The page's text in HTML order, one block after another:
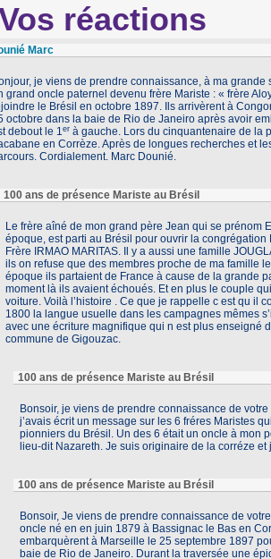
réactions
Marc
je viens de prendre connaissance, à ma
grand oncle paternel devenu frère Mariste : « frère
le Brésil en octobre 1897. Ils arrivèrent à
octobre dans la baie de Rio de Janeiro après avoir
debout le 1erà gauche. Lors du cinquantenaire de la
en Corrèze. Après de longues recherches et
Cordialement. Marc Dounié.
100 ans de présence Mariste au Brésil
Le frère aîné de mon grand père Jean qui se prénom
époque, est parti au Brésil pour ouvrir la
Frère IRMAO MARITAS. Il y a aussi une famille
ils on refuse que des membres proche de ma famille
époque ils partaient de France à cause de la grande
moment là ils avaient échoués. Et en plus le couple
voiture. Voilà l’histoire . Ce que je rappelle c est qu il
1800 la langue usuelle dans les campagnes mêmes
avec une écriture magnifique qui n est plus enseigné
commune de Gigouzac.
100 ans de présence Mariste au Brésil
Bonsoir, je viens de prendre connaissance de
j’avais écrit un message sur les 6 fréres Maristes
pionniers du Brésil. Un des 6 était un oncle à mon
lieu-dit Nazareth. Je suis originaire de la corréze
100 ans de présence Mariste au Brésil
Bonsoir, Je viens de prendre connaissance de
oncle né en en juin 1879 à Bassignac le Bas en
embarquèrent à Marseille le 25 septembre 1897
baie de Rio de Janeiro. Durant la traversée une